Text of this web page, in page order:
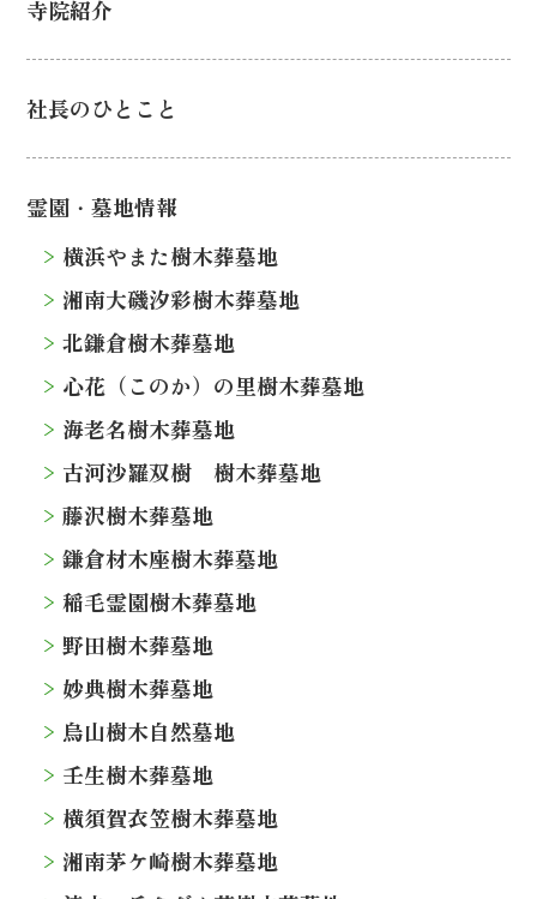
寺院紹介
社長のひとこと
霊園・墓地情報
横浜やまた樹木葬墓地
湘南大磯汐彩樹木葬墓地
北鎌倉樹木葬墓地
心花（このか）の里樹木葬墓地
海老名樹木葬墓地
古河沙羅双樹 樹木葬墓地
藤沢樹木葬墓地
鎌倉材木座樹木葬墓地
稲毛霊園樹木葬墓地
野田樹木葬墓地
妙典樹木葬墓地
烏山樹木自然墓地
壬生樹木葬墓地
横須賀衣笠樹木葬墓地
湘南茅ケ崎樹木葬墓地